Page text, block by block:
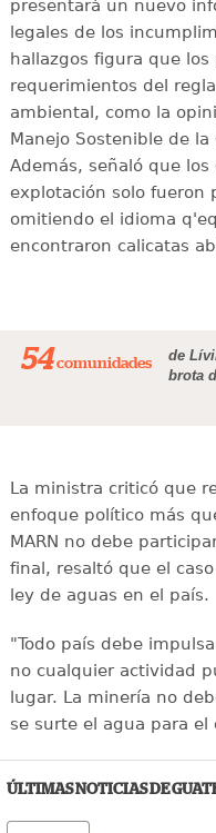
presentará un nuevo
legales de los
hallazgos figura que
requerimientos del
ambiental, como la
Manejo Sostenible de
Además, señaló que
explotación solo fueron
omitiendo el idioma
encontraron calicatas
54comunidades
de
brota
La ministra criticó que
enfoque político más
MARN no debe
final, resaltó que el
ley de aguas en el país.
"Todo país debe
no cualquier actividad
lugar. La minería no
se surte el agua para
ÚLTIMAS NOTICIAS DE